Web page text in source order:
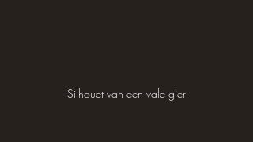
Silhouet van een vale gier